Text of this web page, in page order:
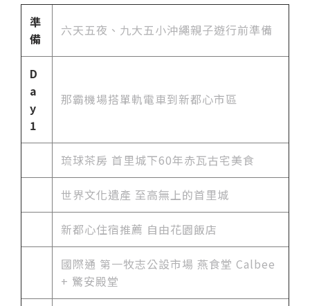
準
備
六天五夜、九大五小沖繩親子遊行前準備
D
a
y
1
那霸機場搭單軌電車到新都心市區
琉球茶房 首里城下60年赤瓦古宅美食
世界文化遺產 至高無上的首里城
新都心住宿推薦 自由花園飯店
國際通 第一牧志公設市場 燕食堂 Calbee
+ 驚安殿堂